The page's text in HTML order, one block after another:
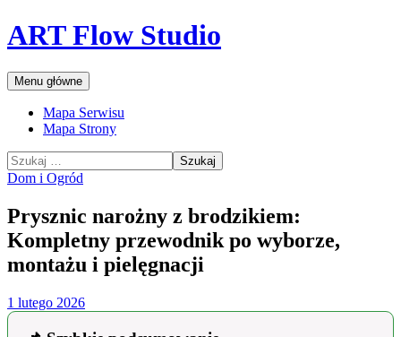
Przejdź
do
ART Flow Studio
Szukaj
Menu główne
Mapa Serwisu
Mapa Strony
Szukaj:
Dom i Ogród
Prysznic narożny z brodzikiem:
Kompletny przewodnik po wyborze,
montażu i pielęgnacji
1 lutego 2026